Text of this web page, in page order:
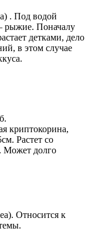
. Под водой
рыжие. Поначалу
детками, дело
в этом случае
криптокорина,
Растет со
Может долго
Относится к